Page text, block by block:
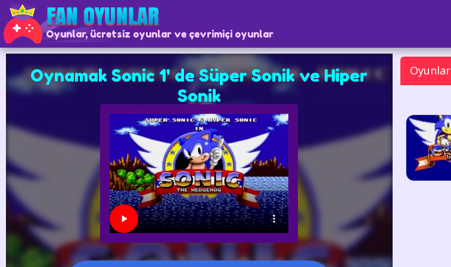
Oyunlar, ücretsiz oyunlar ve çevrimiçi oyunlar
Oynamak Sonic 1' de Süper Sonik ve Hiper
Sonik
Oyunlar